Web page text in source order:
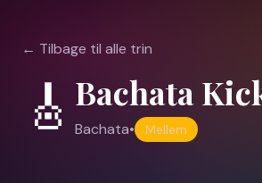
← Tilbage til alle trin
🎸 Bachata
Bachata• Mellem